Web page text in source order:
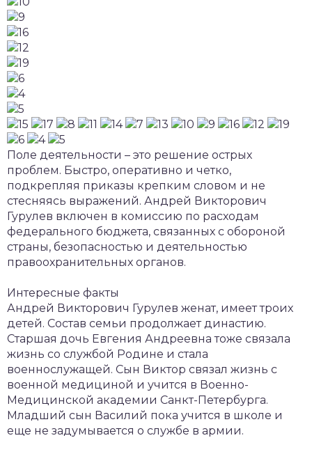
Поле деятельности – это решение острых
проблем. Быстро, оперативно и четко,
подкрепляя приказы крепким словом и не
стесняясь выражений. Андрей Викторович
Гурулев включен в комиссию по расходам
федерального бюджета, связанных с обороной
страны, безопасностью и деятельностью
правоохранительных органов.
Интересные факты
Андрей Викторович Гурулев женат, имеет троих
детей. Состав семьи продолжает династию.
Старшая дочь Евгения Андреевна тоже связала
жизнь со службой Родине и стала
военнослужащей. Сын Виктор связал жизнь с
военной медициной и учится в Военно-
Медицинской академии Санкт-Петербурга.
Младший сын Василий пока учится в школе и
еще не задумывается о службе в армии.